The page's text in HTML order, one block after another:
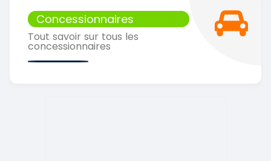
Concessionnaires
Tout savoir sur tous les
concessionnaires